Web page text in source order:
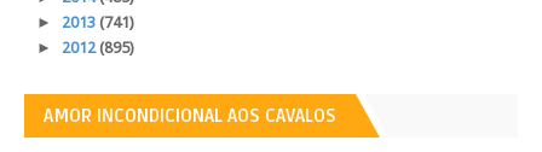
► 2013 (741)
► 2012(895)
AMOR INCONDICIONAL AOS CAVALOS